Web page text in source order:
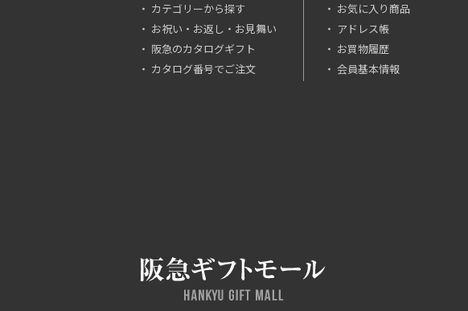
カテゴリーから探す
お祝い・お返し・お見舞い
阪急のカタログギフト
カタログ番号でご注文
お気に入り商品
アドレス帳
お買物履歴
会員基本情報